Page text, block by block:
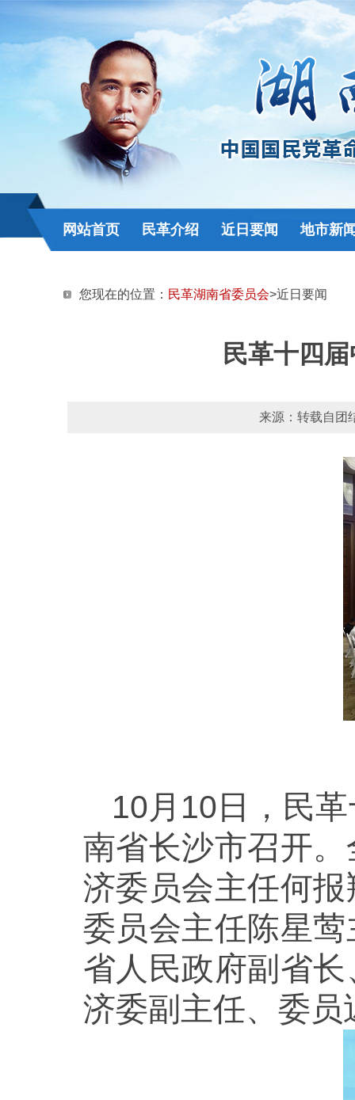
网站首页 民革介绍 近日要闻 地市新
您现在的位置： 民革湖南省委员会>近日要闻
民革十四
来源：转载自
10月10日，民
南省长沙市召开
济委员会主任何
委员会主任陈星
省人民政府副省
济委副主任、委